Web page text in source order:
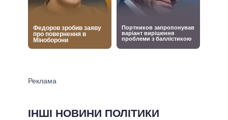
ІНШІ НОВИНИ ПОЛІТИКИ